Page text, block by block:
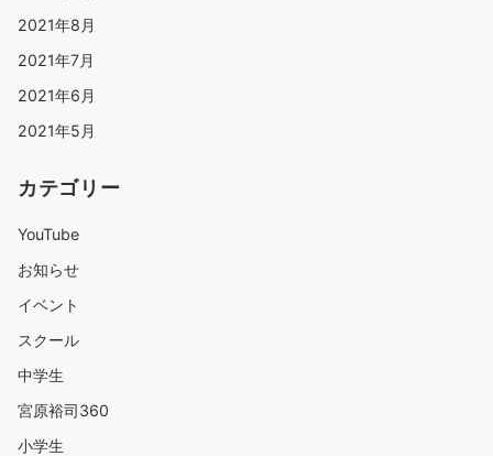
2021年8月
2021年7月
2021年6月
2021年5月
カテゴリー
YouTube
お知らせ
イベント
スクール
中学生
宮原裕司360
小学生